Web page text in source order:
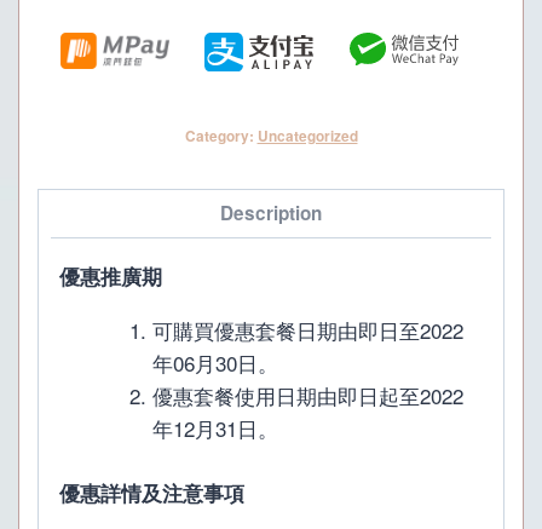
優
惠
Category: Uncategorized
Description
優惠推廣期
可購買優惠套餐日期由即日至2022
年06月30日。
優惠套餐使用日期由即日起至2022
年12月31日。
優惠詳情及注意事項